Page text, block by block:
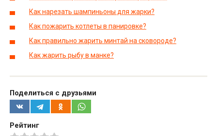
Как нарезать шампиньоны для жарки?
Как пожарить котлеты в панировке?
Как правильно жарить минтай на сковороде?
Как жарить рыбу в манке?
Поделиться с друзьями
Рейтинг